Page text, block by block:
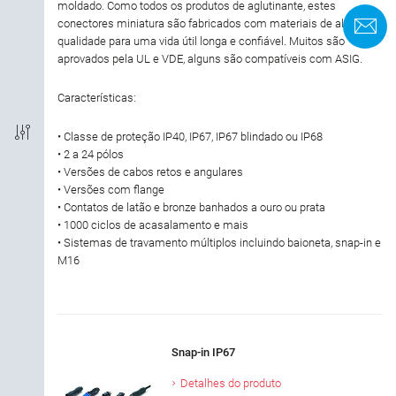
Rescisão
Codificação
Grau de proteção
Material de caixa
Material de bloqueio
moldado. Como todos os produtos de aglutinante, estes
conectores miniatura são fabricados com materiais de alta
qualidade para uma vida útil longa e confiável. Muitos são
aprovados pela UL e VDE, alguns são compatíveis com ASIG.
Características:
• Classe de proteção IP40, IP67, IP67 blindado ou IP68
• 2 a 24 pólos
• Versões de cabos retos e angulares
• Versões com flange
• Contatos de latão e bronze banhados a ouro ou prata
• 1000 ciclos de acasalamento e mais
• Sistemas de travamento múltiplos incluindo baioneta, snap-in e
M16
Snap-in IP67
Detalhes do produto